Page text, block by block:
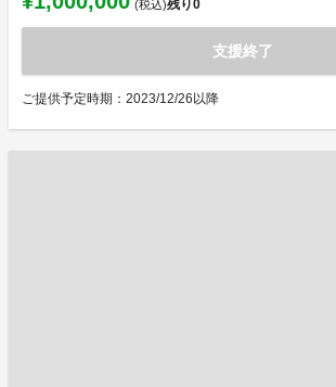
(税込)残り0
支援終了
ご提供予定時期：2023/12/26以降